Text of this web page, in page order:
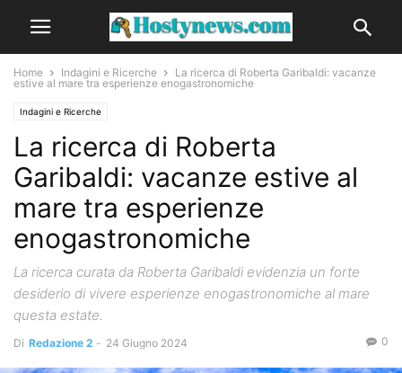
Home Indagini e Ricerche
La ricerca di Roberta Garibaldi: vacanze
estive al mare tra esperienze enogastronomiche
Indagini e Ricerche
La ricerca di Roberta
Garibaldi: vacanze estive al
mare tra esperienze
enogastronomiche
La ricerca curata da Roberta Garibaldi evidenzia un forte
desiderio di vivere esperienze enogastronomiche al mare
questa estate.
Di Redazione 2 - 24 Giugno 2024 0